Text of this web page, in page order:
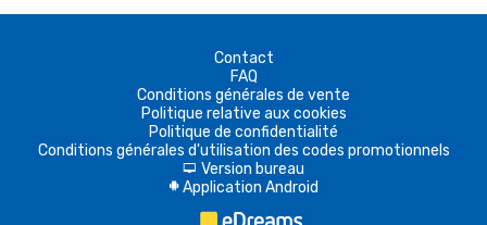
Contact
FAQ
Conditions générales de vente
Politique relative aux cookies
Politique de confidentialité
Conditions générales d'utilisation des codes promotionnels
d Version bureau
A Application Android